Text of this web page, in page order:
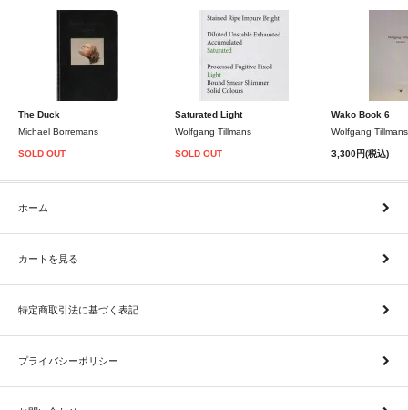
The Duck
Michael Borremans
SOLD OUT
Saturated Light
Wolfgang Tillmans
SOLD OUT
Wako Book 6
Wolfgang Tillmans
3,300円(税込)
ホーム
カートを見る
特定商取引法に基づく表記
プライバシーポリシー